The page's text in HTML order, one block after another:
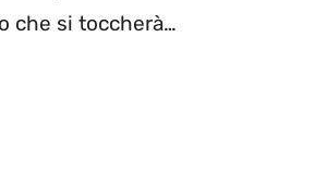
che si toccherà…